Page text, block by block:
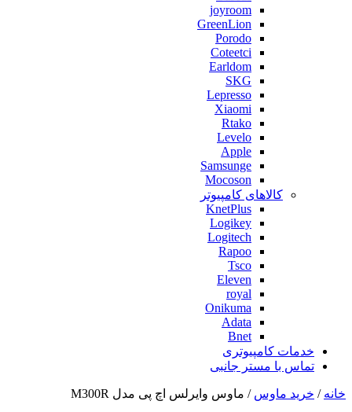
joyroom
GreenLion
Porodo
Coteetci
Earldom
SKG
Lepresso
Xiaomi
Rtako
Levelo
Apple
Samsunge
Mocoson
کالاهای کامپیوتر
KnetPlus
Logikey
Logitech
Rapoo
Tsco
Eleven
royal
Onikuma
Adata
Bnet
خدمات کامپیوتری
تماس با مستر جانبی
خانه / خرید ماوس / ماوس وایرلس اچ پی مدل M300R